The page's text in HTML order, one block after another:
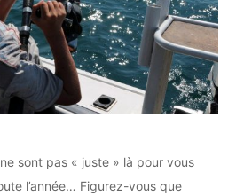
sont pas « juste » là pour vous
l’année… Figurez-vous que